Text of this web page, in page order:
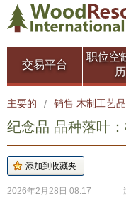
交易平台
职位空
历
主要的 / 销售 木制工艺品
纪念品 品种落叶
2026年2月28日 08:17